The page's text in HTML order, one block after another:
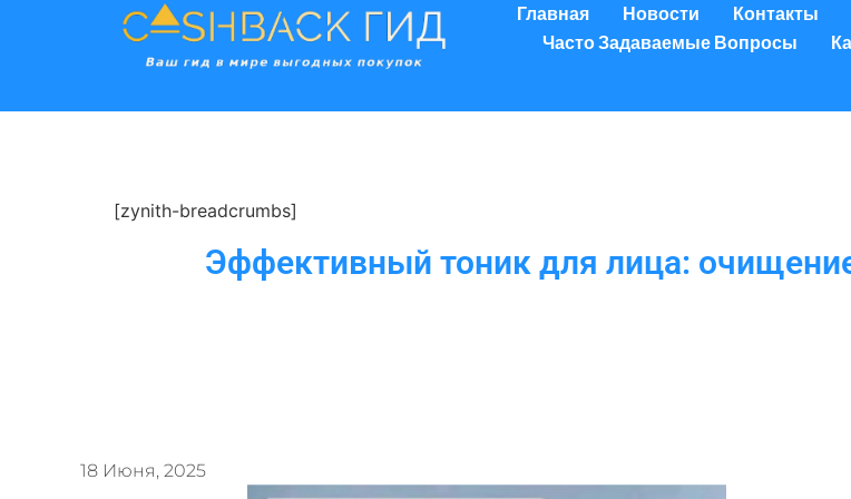
Главная Новости Контакты
Часто Задаваемые Вопросы
[zynith-breadcrumbs]
Эффективный тоник для лица:
18 Июня, 2025